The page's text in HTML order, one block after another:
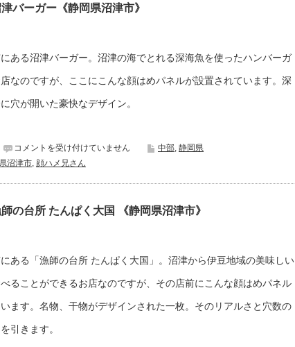
岡
市》
バーガー《静岡県沼津市》
ある沼津バーガー。沼津の海でとれる深海魚を使ったハンバーガ
なのですが、ここにこんな顔はめパネルが設置されています。深
穴が開いた豪快なデザイン。
沼
津
ー
ー
《静
津
は
コメントを受け付けていません 中部, 静岡県
沼津市, 顔ハメ兄さん
の台所 たんぱく大国 《静岡県沼津市》
ある「漁師の台所 たんぱく大国」。沼津から伊豆地域の美味しい
ることができるお店なのですが、その店前にこんな顔はめパネル
ます。名物、干物がデザインされた一枚。そのリアルさと穴数の
引きます。